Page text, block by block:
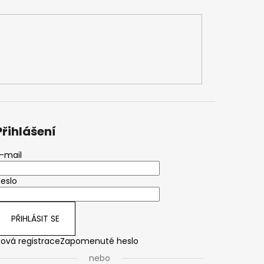
mail
PŘIHLÁSIT SE
registraceZapomenuté heslo
nebo